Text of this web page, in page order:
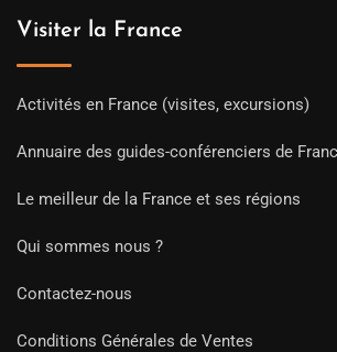
Visiter la France
Activités en France (visites, excursions)
Annuaire des guides-conférenciers de
Le meilleur de la France et ses régions
Qui sommes nous ?
Contactez-nous
Conditions Générales de Ventes